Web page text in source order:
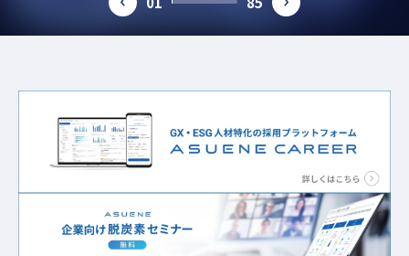
#ESG
#従業員満足度 #グリーンファイナンス #CFP
#バイオマス #食品 #GXスキル標準 #RE100
#FIP制度 #環境省 #再生可能エネルギー
prev next